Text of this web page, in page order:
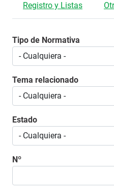
Registro y Listas
Tipo de Normativa
Tema relacionado
Estado
Nº